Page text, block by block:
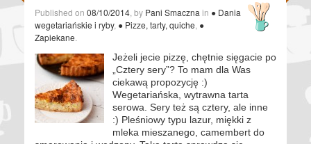
Published on 08/10/2014 , by Pani Smaczna in ● Dania
wegetariańskie i ryby, ● Pizze, tarty, quiche ●
Zapiekane
Jeżeli jecie pizzę, chętnie sięgacie po
„Cztery sery”? To mam dla Was
ciekawą propozycję :)
Wegetariańska, wytrawna tarta
serowa. Sery też są cztery, ale inne
:) Pleśniowy typu lazur, miękki z
mleka mieszanego, camembert do